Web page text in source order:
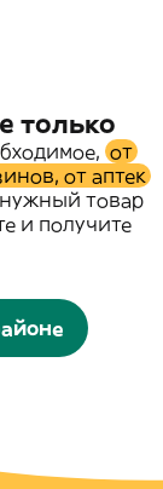
только
от
от аптек
товар
и получите